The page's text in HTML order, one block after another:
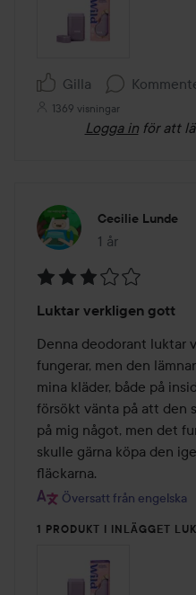
Gilla
1369 visningar
Logga in för att
Cecilie Lunde
1 år
Inlägget
3
av
5
Luktar verkligen gott
Denna deodorant luktar
fungerar, men den
mina kläder, både på
försökt vänta på att den
på mig något, men det
skulle gärna köpa den
fläckarna.
Översatt från engelska
1 PRODUKT I INLÄGGET